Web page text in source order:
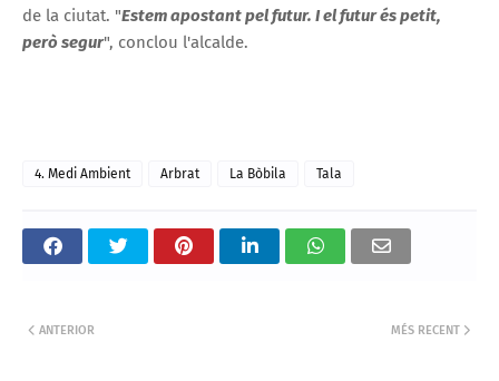
de la ciutat. "Estem apostant pel futur. I el futur és petit,
però segur", conclou l'alcalde.
4. Medi Ambient Arbrat La Bòbila Tala
MÉS RECENT
ANTERIOR